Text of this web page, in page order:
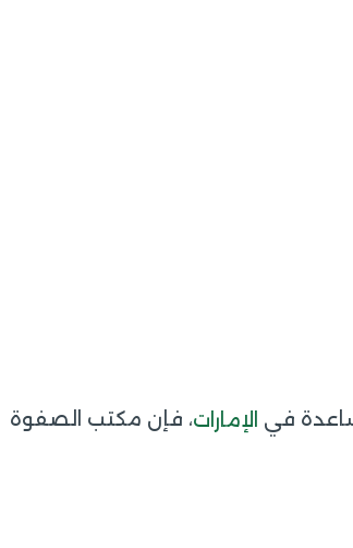
في الإمارات، فإن مكتب الصفوة